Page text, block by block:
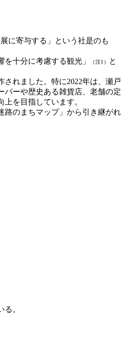
に寄与する」という社是のも
十分に考慮する観光」
（注1）
と
れました。特に2022年は、瀬戸
パーや歴史ある雑貨店、老舗の定
を目指しています。
路のまちマップ」から引き継がれ
。